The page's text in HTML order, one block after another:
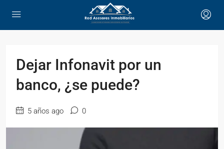
Dejar Infonavit por un
banco, ¿se puede?
5 años ago 0